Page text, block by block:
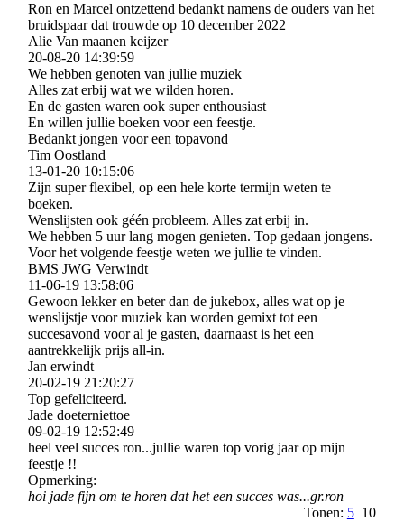
Ron en Marcel ontzettend bedankt namens de ouders van het
bruidspaar dat trouwde op 10 december 2022
Alie Van maanen keijzer
20-08-20 14:39:59
We hebben genoten van jullie muziek
Alles zat erbij wat we wilden horen.
En de gasten waren ook super enthousiast
En willen jullie boeken voor een feestje.
Bedankt jongen voor een topavond
Tim Oostland
13-01-20 10:15:06
Zijn super flexibel, op een hele korte termijn weten te
boeken.
Wenslijsten ook géén probleem. Alles zat erbij in.
We hebben 5 uur lang mogen genieten. Top gedaan jongens.
Voor het volgende feestje weten we jullie te vinden.
BMS JWG Verwindt
11-06-19 13:58:06
Gewoon lekker en beter dan de jukebox, alles wat op je
wenslijstje voor muziek kan worden gemixt tot een
succesavond voor al je gasten, daarnaast is het een
aantrekkelijk prijs all-in.
Jan erwindt
20-02-19 21:20:27
Top gefeliciteerd.
Jade doeterniettoe
09-02-19 12:52:49
heel veel succes ron...jullie waren top vorig jaar op mijn
feestje !!
Opmerking:
hoi jade fijn om te horen dat het een succes was...gr.ron
Tonen: 510